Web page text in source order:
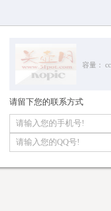
沪ICP备12031096号-1美
容量： cc
请留下您的联系方式